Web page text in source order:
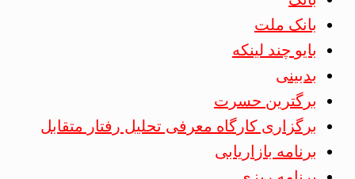
بانک ملت
بایو چند لینکه
بدبینی
برگترین حسرت
برگزاری کارگاه معرفی تحلیل رفتار متقابل
برنامه بازاریابی